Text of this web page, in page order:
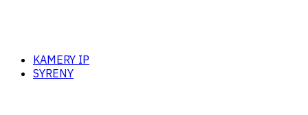
KAMERY IP
SYRENY